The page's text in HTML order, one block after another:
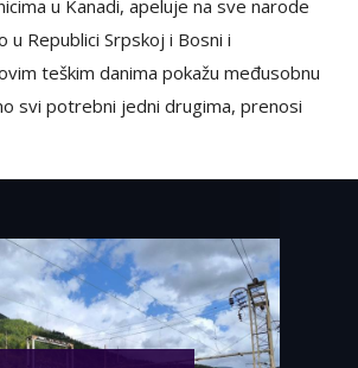
u Kanadi, apeluje na sve narode
u Republici Srpskoj i Bosni i
teškim danima pokažu međusobnu
svi potrebni jedni drugima, prenosi